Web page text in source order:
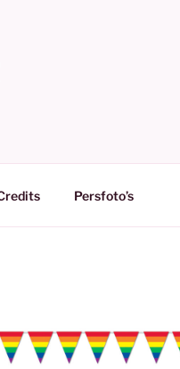
Persfoto’s